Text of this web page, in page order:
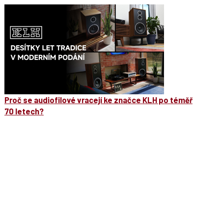
Proč se audiofilové vracejí ke značce KLH po téměř
70 letech?